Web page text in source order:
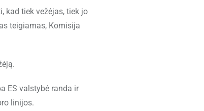
kad tiek vežėjas, tiek jo
teigiamas, Komisija
ES valstybė randa ir
linijos.